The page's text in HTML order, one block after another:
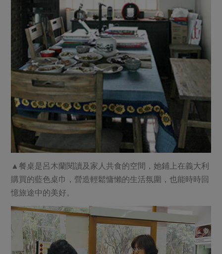
▲餐桌是呂木蘭閱讀及家人共食的空間，她鋪上在義大利
購買的藍色桌巾，營造輕鬆慵懶的生活氛圍，也能時時回
憶旅途中的美好。